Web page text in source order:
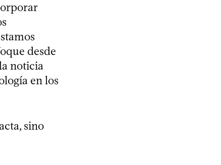
desde
noticia
en los
sino